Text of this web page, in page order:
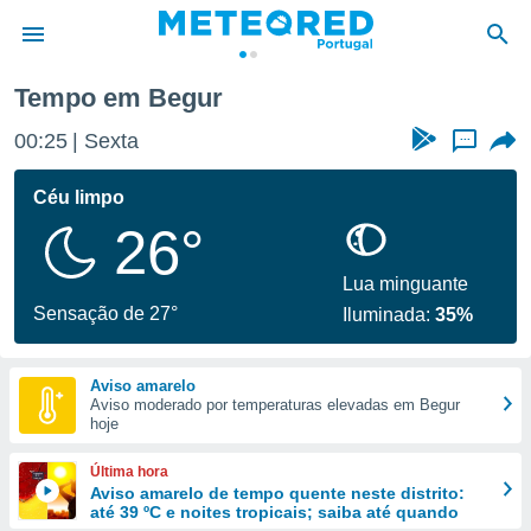
da
foi
fornecidas
a este
das
e
forma
digital
Tempo em Begur
00:25 Sexta ...
Céu limpo
26°
Sensação de 27°
Lua minguante
Iluminada:35%
Aviso amarelo
Aviso moderado por temperaturas elevadas em Begur
hoje
Última hora
Aviso amarelo de tempo quente neste distrito:
até 39 ºC e noites tropicais; saiba até quando